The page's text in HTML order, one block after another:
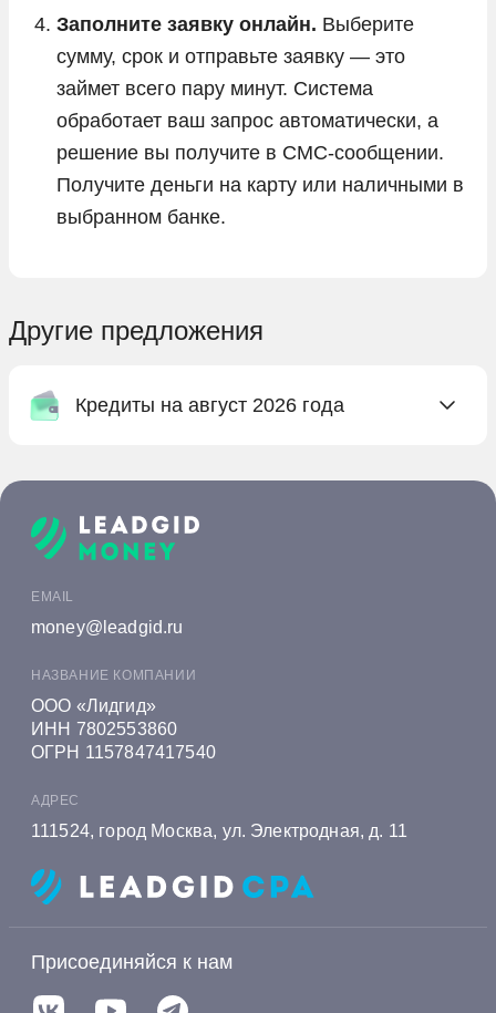
Заполните заявку онлайн. Выберите
сумму, срок и отправьте заявку — это
займет всего пару минут. Система
обработает ваш запрос автоматически, а
решение вы получите в СМС-сообщении.
Получите деньги на карту или наличными в
выбранном банке.
Другие предложения
Кредиты на август 2026 года
Онлайн заявка на кредит в Алеф-Банке
Онлайн заявка на кредит в Алмазэргиэнбанке
Онлайн заявка на кредит в Экспобанке
Онлайн заявка на кредит в Енисейском
Онлайн заявка на кредит в Газэнергобанке
Онлайн заявка на кредит в Генбанке
Онлайн заявка на кредит в Ингосстрах Банке
EMAIL
money@leadgid.ru
НАЗВАНИЕ КОМПАНИИ
ООО «Лидгид»
ИНН 7802553860
ОГРН 1157847417540
АДРЕС
111524, город Москва, ул. Электродная, д. 11
Присоединяйся к нам